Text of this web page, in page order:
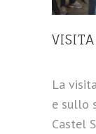
La
e sullo
Castel